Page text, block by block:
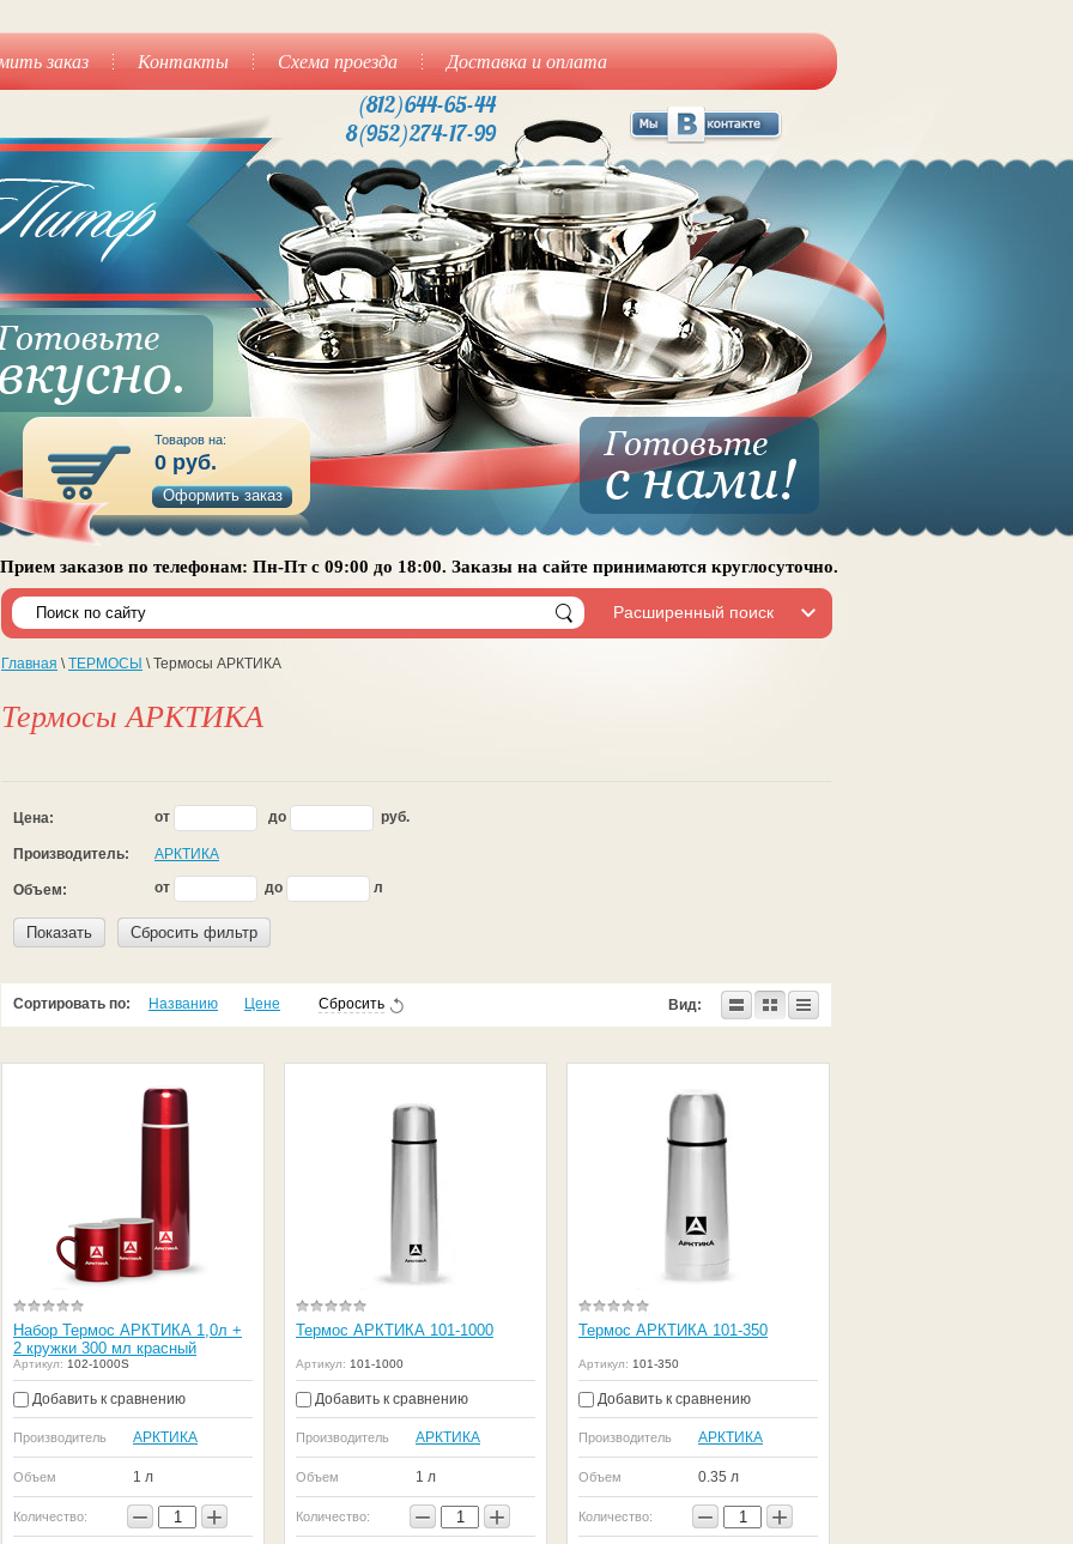
Товаров на:
0 руб.
Оформить заказ
(812)644-65-44
8(952)274-17-99
заказ Контакты Схема проезда Доставка и оплата
Прием заказов по телефонам: Пн-Пт с 09:00 до 18:00. Заказы на сайте принимаются круглосуточно.
Расширенный поиск
Главная \ТЕРМОСЫ \ Термосы АРКТИКА
Термосы АРКТИКА
Цена: от до руб.
Производитель: АРКТИКА
Объем: от до л
Показать Сбросить фильтр
Сортировать по: Названию Цене Сбросить Вид:
Набор Термос АРКТИКА 1,0л +
2 кружки 300 мл красный
Артикул: 102-1000S
Добавить к сравнению
Производитель АРКТИКА
Объем 1 л
Количество: − +
Термос АРКТИКА 101-1000
Артикул: 101-1000
Добавить к сравнению
Производитель АРКТИКА
Объем 1 л
Количество: − +
Термос АРКТИКА 101-350
Артикул: 101-350
Добавить к сравнению
Производитель АРКТИКА
Объем 0.35 л
Количество: − +